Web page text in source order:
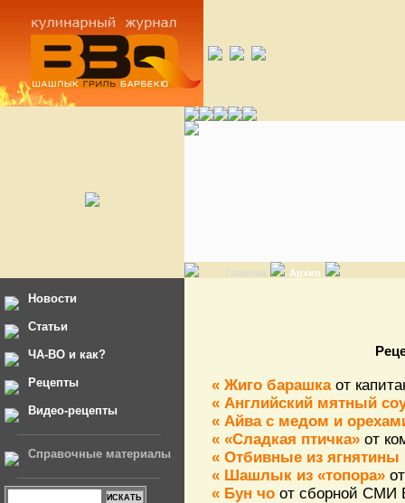
Главная Архив
Новости
Статьи
ЧА-ВО и как?
Рецепты
Видео-рецепты
Справочные материалы
« Жиго барашкаот
« Английский мятный
« Айва с медом и
« «Сладкая птичка» от
« Отбивные из ягнятины
« Шашлык из «топора»
« Бун чо от сборной СМИ